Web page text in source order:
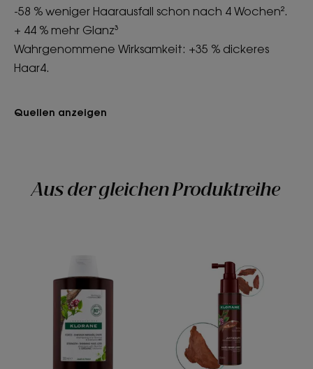
-58 % weniger Haarausfall schon nach 4 Wochen².
+ 44 % mehr Glanz³
Wahrgenommene Wirksamkeit: +35 % dickeres
Haar4.
Quellen anzeigen
Aus der gleichen Produktreihe
kräftigendes
Serum